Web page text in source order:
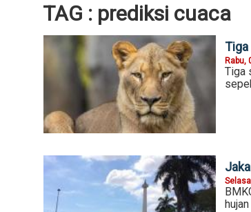
TAG : prediksi cuaca
Tiga
Rabu,
Tiga